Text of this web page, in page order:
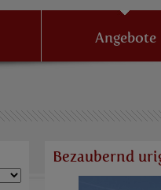
Angebote
Bezaubernd